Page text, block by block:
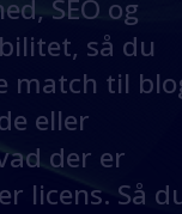
SEO og
så du
match til
eller
der er
licens. Så